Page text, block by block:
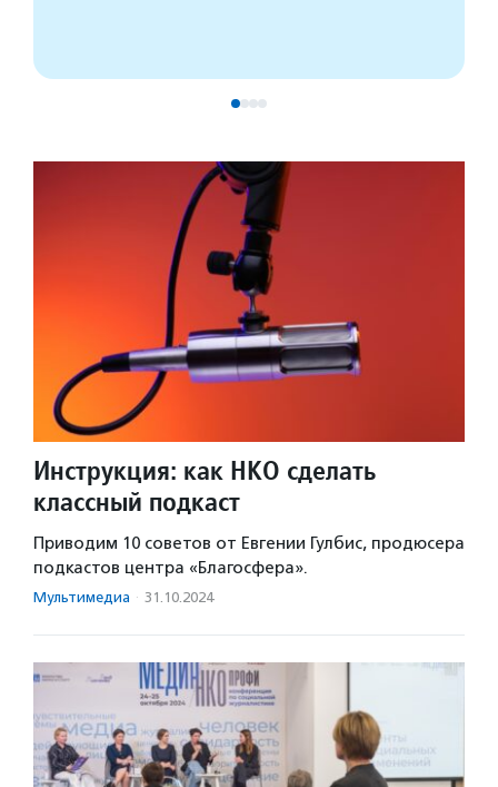
Инструкция: как НКО сделать
классный подкаст
Приводим 10 советов от Евгении Гулбис, продюсера
подкастов центра «Благосфера».
Мультимедиа · 31.10.2024